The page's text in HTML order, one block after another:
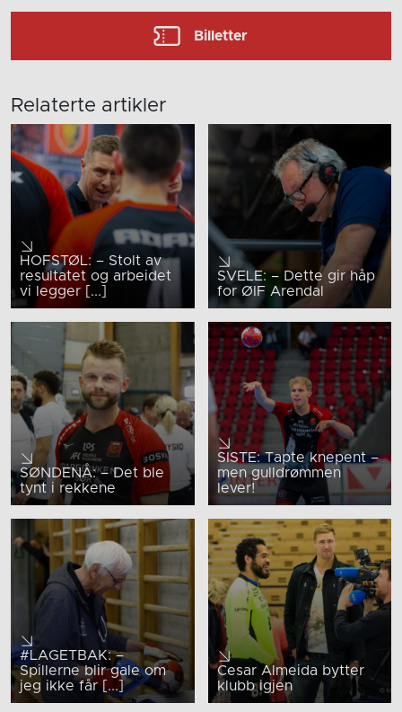
Billetter
Relaterte artikler
HOFSTØL: – Stolt av
resultatet og arbeidet
vi legger [...]
SVELE: – Dette gir håp
for ØIF Arendal
SØNDENÅ: – Det ble
tynt i rekkene
SISTE: Tapte knepent –
men gulldrømmen
lever!
#LAGETBAK: –
Spillerne blir gale om
jeg ikke får [...]
Cesar Almeida bytter
klubb igjen